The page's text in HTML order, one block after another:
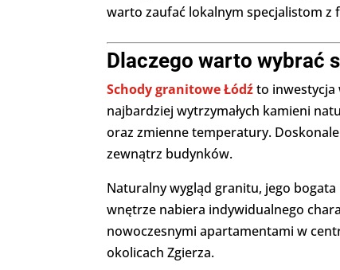
warto zaufać lokalnym specjalistom z
Dlaczego warto wybrać
Schody granitowe Łódź to inwestycja
najbardziej wytrzymałych kamieni
oraz zmienne temperatury.
zewnątrz budynków.
Naturalny wygląd granitu, jego
wnętrze nabiera indywidualnego
nowoczesnymi apartamentami w
okolicach Zgierza.